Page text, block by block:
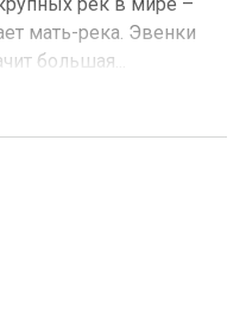
рек в мире –
мать-река. Эвенки
большая...